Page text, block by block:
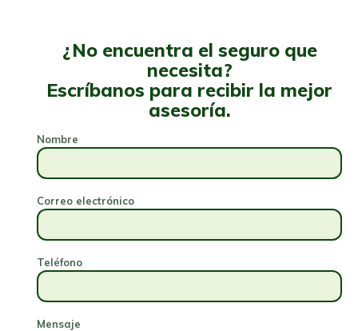
¿No encuentra el seguro que
necesita?
Escríbanos para recibir la mejor
asesoría.
Nombre
Correo electrónico
Teléfono
Mensaje